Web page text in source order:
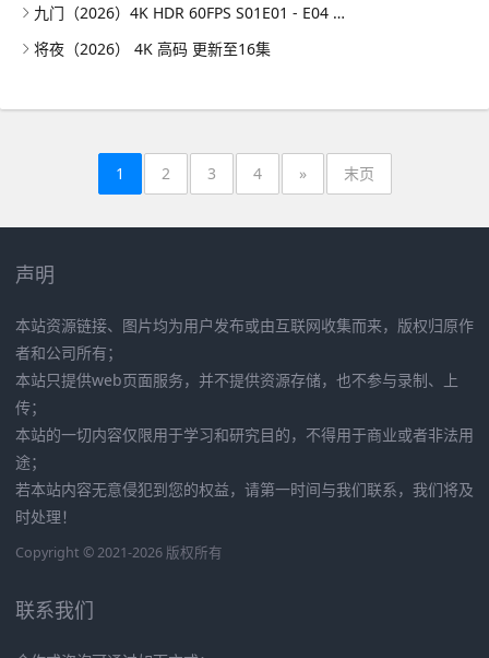
九门（2026）4K HDR 60FPS S01E01 - E04 DTS音轨 HiveWeb
将夜（2026） 4K 高码 更新至16集
1 2 3 4 » 末页
声明
本站资源链接、图片均为用户发布或由互联网收集而来，版权归原作
者和公司所有；
本站只提供web页面服务，并不提供资源存储，也不参与录制、上
传；
本站的一切内容仅限用于学习和研究目的，不得用于商业或者非法用
途；
若本站内容无意侵犯到您的权益，请第一时间与我们联系，我们将及
时处理！
Copyright © 2021-2026 版权所有
联系我们